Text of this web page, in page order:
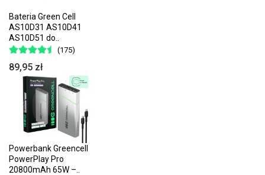
Bateria Green Cell
AS10D31 AS10D41
AS10D51 do..
(175)
89,95 zł
Powerbank Greencell
PowerPlay Pro
20800mAh 65W –..